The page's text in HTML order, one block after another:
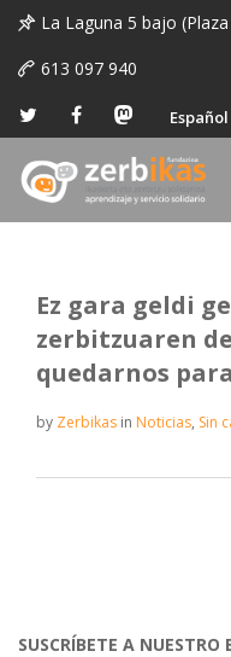
La Laguna 5 bajo
613 097 940
Español
Ez gara geldi
zerbitzuaren
quedarnos
by Zerbikas in Noticias, Sin
SUSCRÍBETE A NUESTRO